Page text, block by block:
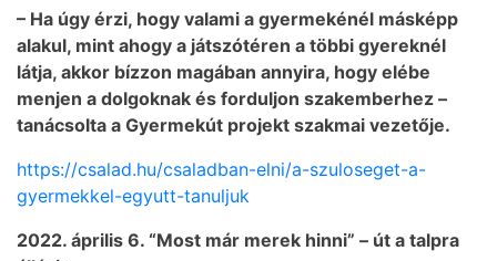
– Ha úgy érzi, hogy valami a gyermekénél másképp
alakul, mint ahogy a játszótéren a többi gyereknél
látja, akkor bízzon magában annyira, hogy elébe
menjen a dolgoknak és forduljon szakemberhez –
tanácsolta a Gyermekút projekt szakmai vezetője.
https://csalad.hu/csaladban-elni/a-szuloseget-a-
gyermekkel-egyutt-tanuljuk
2022. április 6. “Most már merek hinni” – út a talpra